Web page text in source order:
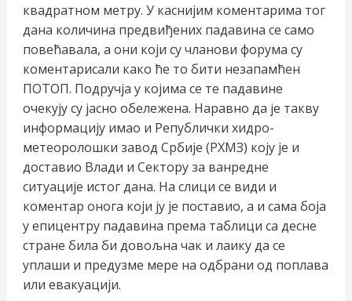
квадратном метру. У каснијим коментарима тог
дана количина предвиђених падавина се само
повећавала, а они који су чланови форума су
коментарисали како ће то бити незапамћен
ПОТОП. Подручја у којима се те падавине
очекују су јасно обележена. Наравно да је такву
информацију имао и Републички хидро-
метеоролошки завод Србије (РХМЗ) коју је и
доставио Влади и Сектору за ванредне
ситуације истог дана. На слици се види и
коментар онога који ју је поставио, а и сама боја
у епицентру падавина према таблици са десне
стране била би довољна чак и лаику да се
уплаши и предузме мере на одбрани од поплава
или евакуацији.